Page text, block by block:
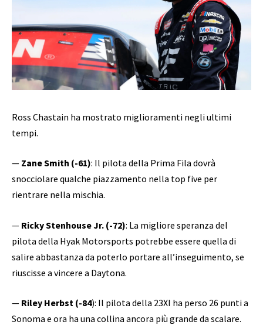
Ross Chastain ha mostrato miglioramenti negli ultimi
tempi.
— Zane Smith (-61): Il pilota della Prima Fila dovrà
snocciolare qualche piazzamento nella top five per
rientrare nella mischia.
— Ricky Stenhouse Jr. (-72): La migliore speranza del
pilota della Hyak Motorsports potrebbe essere quella di
salire abbastanza da poterlo portare all’inseguimento, se
riuscisse a vincere a Daytona.
— Riley Herbst (-84): Il pilota della 23XI ha perso 26 punti a
Sonoma e ora ha una collina ancora più grande da scalare.